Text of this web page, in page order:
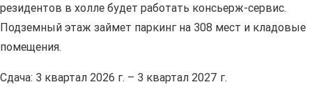
резидентов в холле будет работать консьерж-сервис.
Подземный этаж займет паркинг на 308 мест и кладовые
помещения.
Сдача: 3 квартал 2026 г. – 3 квартал 2027 г.